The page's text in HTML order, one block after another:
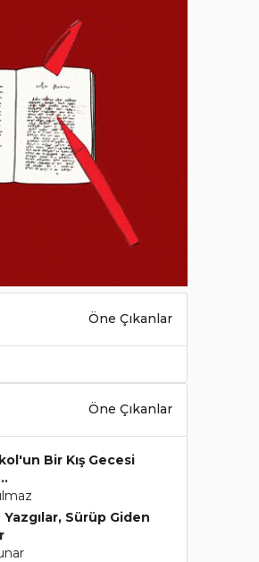
Öne Çıkanlar
Öne Çıkanlar
Bir Kış Gecesi
Yazgılar, Sürüp Giden